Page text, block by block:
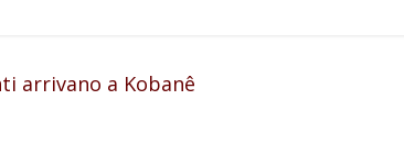
arrivano a Kobanê